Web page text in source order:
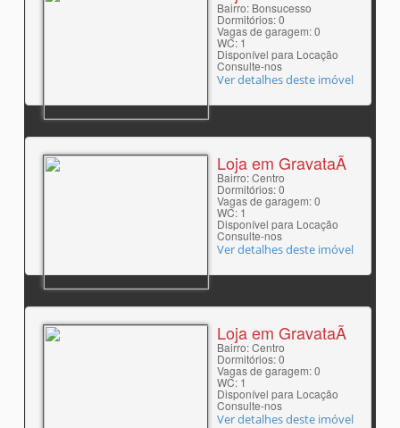
Bairro: Bonsucesso
Dormitórios: 0
Vagas de garagem: 0
WC: 1
Disponível para Locação
Consulte-nos
Ver detalhes deste imóvel
Loja em GravataÃ­
Bairro: Centro
Dormitórios: 0
Vagas de garagem: 0
WC: 1
Disponível para Locação
Consulte-nos
Ver detalhes deste imóvel
Loja em GravataÃ­
Bairro: Centro
Dormitórios: 0
Vagas de garagem: 0
WC: 1
Disponível para Locação
Consulte-nos
Ver detalhes deste imóvel